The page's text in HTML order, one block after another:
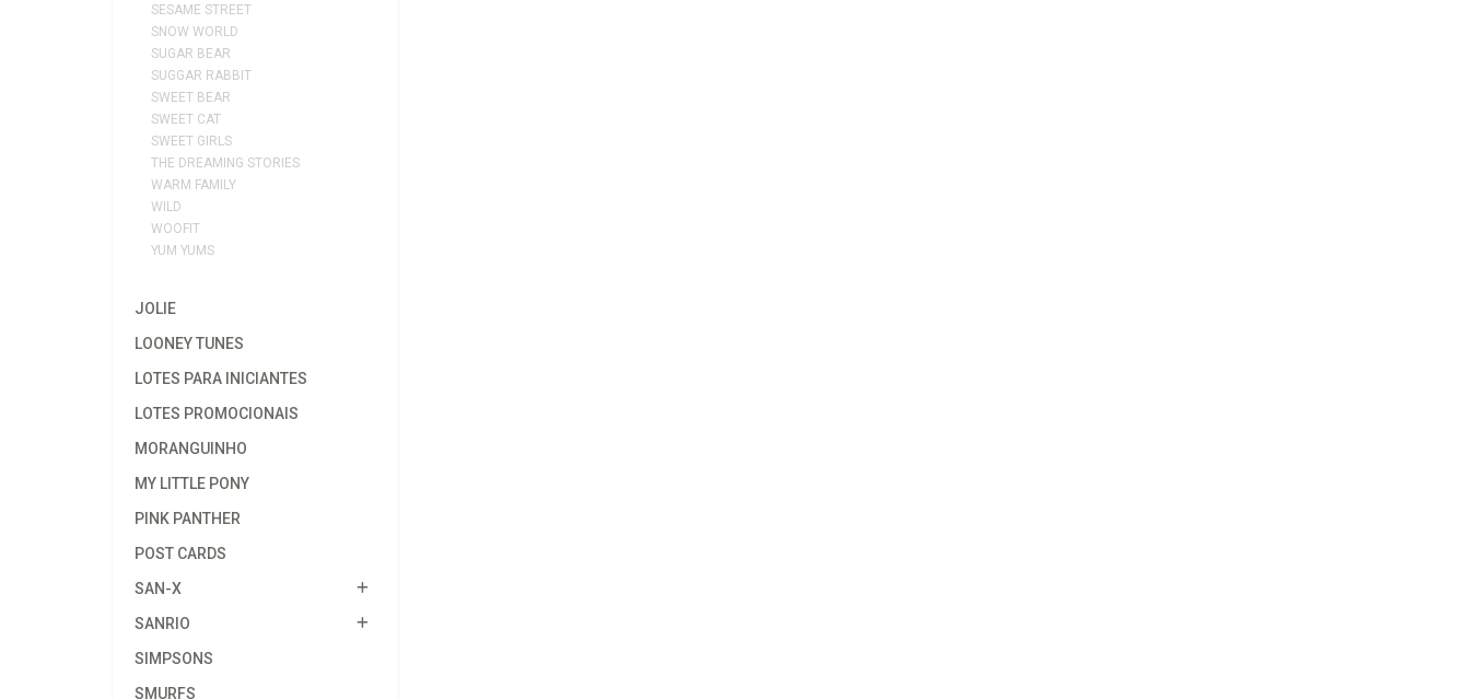
SESAME STREET
SNOW WORLD
SUGAR BEAR
SUGGAR RABBIT
SWEET BEAR
SWEET CAT
SWEET GIRLS
THE DREAMING STORIES
WARM FAMILY
WILD
WOOFIT
YUM YUMS
JOLIE
LOONEY TUNES
LOTES PARA INICIANTES
LOTES PROMOCIONAIS
MORANGUINHO
MY LITTLE PONY
PINK PANTHER
POST CARDS
SAN-X
SANRIO
SIMPSONS
SMURFS